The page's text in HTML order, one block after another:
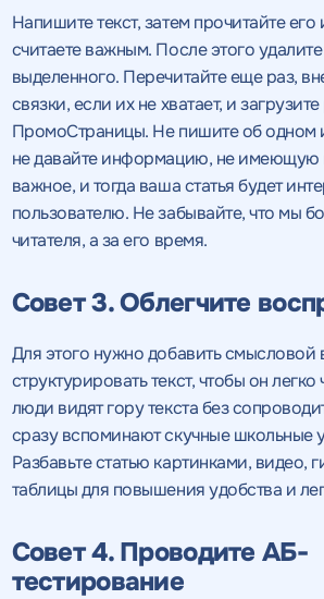
Напишите текст, затем прочитайте его
считаете важным. После этого
выделенного. Перечитайте еще раз,
связки, если их не хватает, и загрузите
ПромоСтраницы. Не пишите об одном
не давайте информацию, не имеющую
важное, и тогда ваша статья будет
пользователю. Не забывайте, что мы
читателя, а за его время.
Совет 3. Облегчите
Для этого нужно добавить смысловой
структурировать текст, чтобы он легко
люди видят гору текста без
сразу вспоминают скучные школьные
Разбавьте статью картинками, видео,
таблицы для повышения удобства и
Совет 4. Проводите АБ-
тестирование